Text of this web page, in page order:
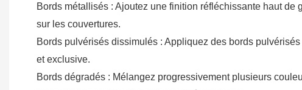
Bords métallisés : Ajoutez une finition réfléchissante haut
sur les couvertures.
Bords pulvérisés dissimulés : Appliquez des bords
et exclusive.
Bords dégradés : Mélangez progressivement plusieurs